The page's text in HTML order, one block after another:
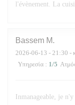
l'évènement. La
Bassem M
2026-06-13 - 21:30 -
Υπηρεσία : 1/5
Inmanageable, je